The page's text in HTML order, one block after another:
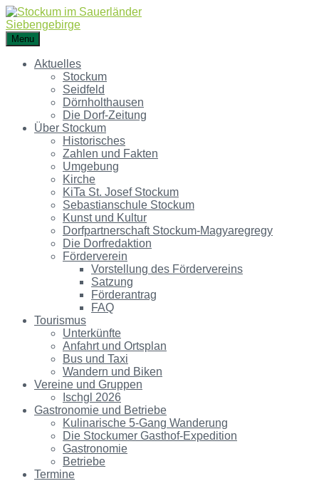
Menu
Aktuelles
Stockum
Seidfeld
Dörnholthausen
Die Dorf-Zeitung
Über Stockum
Historisches
Zahlen und Fakten
Umgebung
Kirche
KiTa St. Josef Stockum
Sebastianschule Stockum
Kunst und Kultur
Dorfpartnerschaft Stockum-Magyaregregy
Die Dorfredaktion
Förderverein
Vorstellung des Fördervereins
Satzung
Förderantrag
FAQ
Tourismus
Unterkünfte
Anfahrt und Ortsplan
Bus und Taxi
Wandern und Biken
Vereine und Gruppen
Ischgl 2026
Gastronomie und Betriebe
Kulinarische 5-Gang Wanderung
Die Stockumer Gasthof-Expedition
Gastronomie
Betriebe
Termine